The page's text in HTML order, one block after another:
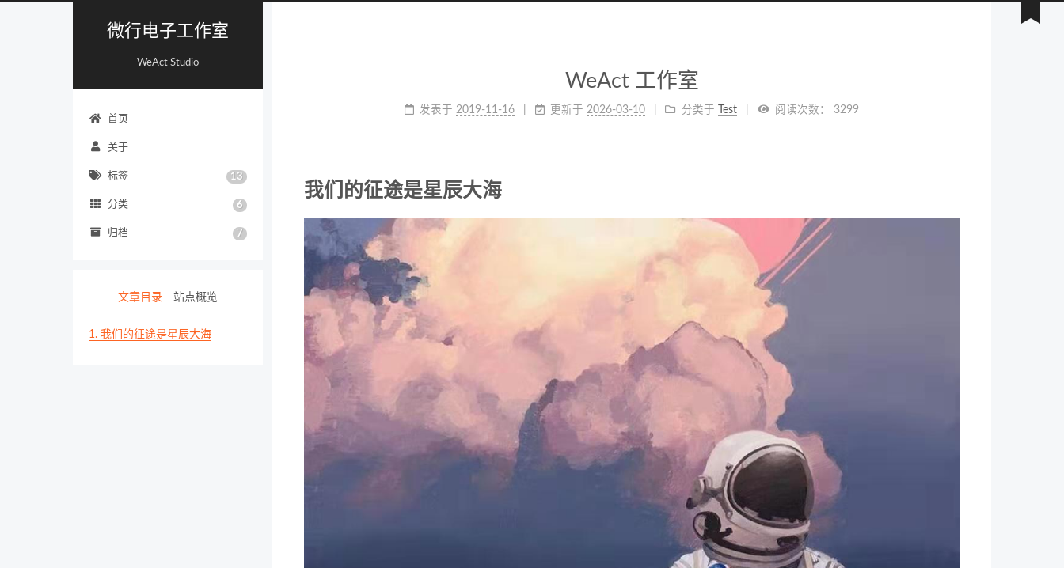
微行电子工作室
WeAct Studio
首页
关于
标签 13
分类 6
归档 7
WeAct 工作室
发表于 2019-11-16 更新于 2026-03-10 分类于 Test 阅读次数： 3299
我们的征途是星辰大海
文章目录 站点概览
1. 我们的征途是星辰大海